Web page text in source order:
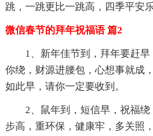
跳，一跳更比一跳高，四季平安
微信春节的拜年祝福语 篇2
1、新年佳节到，拜年要赶
你绕，财源进腰包，心想事就成
如此早，请你一定要收到。
2、鼠年到，短信早，祝福
步高，重环保，健康牢，多关照